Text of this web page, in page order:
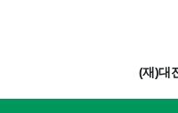
(재)대